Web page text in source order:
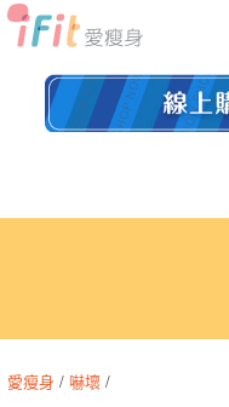
愛瘦身 / 嚇壞 /